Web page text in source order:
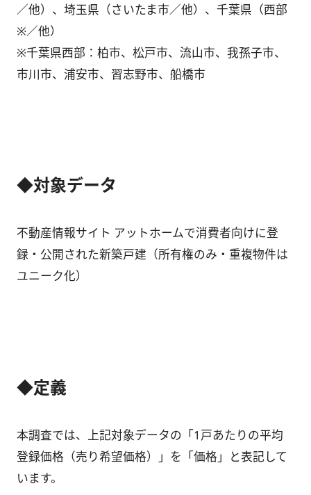
／他）、埼玉県（さいたま市／他）、千葉県（西部
※／他）
※千葉県西部：柏市、松戸市、流山市、我孫子市、
市川市、浦安市、習志野市、船橋市
◆対象データ
不動産情報サイト アットホームで消費者向けに登
録・公開された新築戸建（所有権のみ・重複物件は
ユニーク化）
◆定義
本調査では、上記対象データの「1戸あたりの平均
登録価格（売り希望価格）」を「価格」と表記して
います。